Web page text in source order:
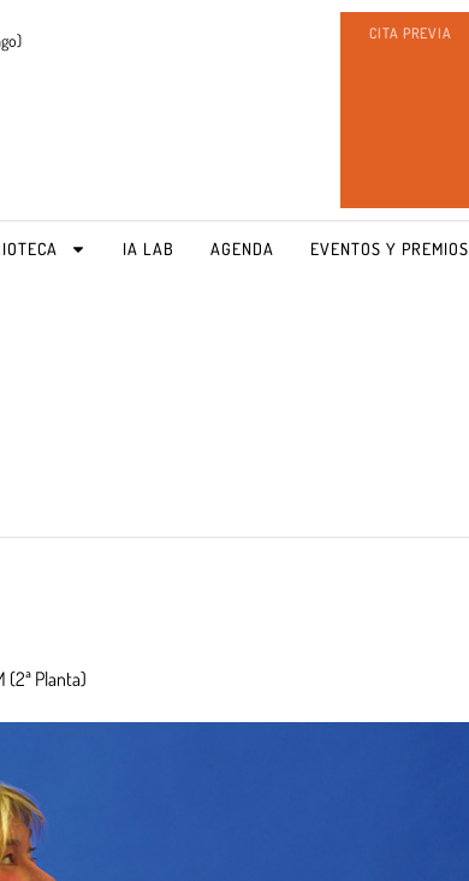
CITA PREVIA
IA LAB AGENDA EVENTOS Y PREMIOS
(2ª Planta)